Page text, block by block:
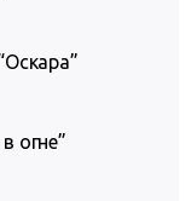
огне”